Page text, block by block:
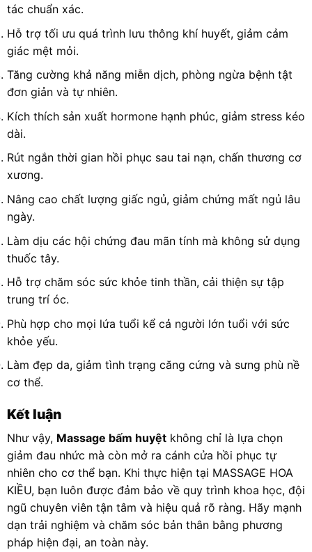
tác chuẩn xác.
Hỗ trợ tối ưu quá trình lưu thông khí huyết, giảm cảm
giác mệt mỏi.
Tăng cường khả năng miễn dịch, phòng ngừa bệnh tật
đơn giản và tự nhiên.
Kích thích sản xuất hormone hạnh phúc, giảm stress kéo
dài.
Rút ngắn thời gian hồi phục sau tai nạn, chấn thương cơ
xương.
Nâng cao chất lượng giấc ngủ, giảm chứng mất ngủ lâu
ngày.
Làm dịu các hội chứng đau mãn tính mà không sử dụng
thuốc tây.
Hỗ trợ chăm sóc sức khỏe tinh thần, cải thiện sự tập
trung trí óc.
Phù hợp cho mọi lứa tuổi kể cả người lớn tuổi với sức
khỏe yếu.
Làm đẹp da, giảm tình trạng căng cứng và sưng phù nề
cơ thể.
Kết luận
Như vậy, Massage bấm huyệt không chỉ là lựa chọn
giảm đau nhức mà còn mở ra cánh cửa hồi phục tự
nhiên cho cơ thể bạn. Khi thực hiện tại MASSAGE HOA
KIỀU, bạn luôn được đảm bảo về quy trình khoa học, đội
ngũ chuyên viên tận tâm và hiệu quả rõ ràng. Hãy mạnh
dạn trải nghiệm và chăm sóc bản thân bằng phương
pháp hiện đại, an toàn này.